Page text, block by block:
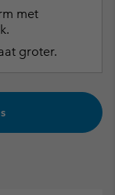
met
groter.